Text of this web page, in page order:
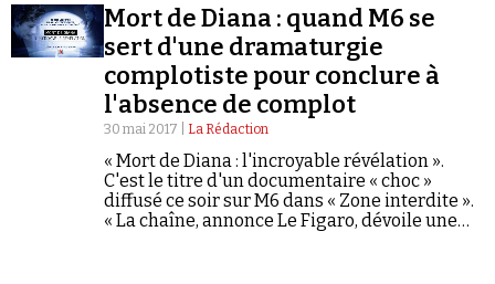
Newsletter
Faire un don
Mort de Diana : quand M6 se
sert d'une dramaturgie
complotiste pour conclure à
l'absence de complot
30 mai 2017 | La Rédaction
« Mort de Diana : l'incroyable révélation ».
C'est le titre d'un documentaire « choc »
diffusé ce soir sur M6 dans « Zone interdite ».
« La chaîne, annonce Le Figaro, dévoile une